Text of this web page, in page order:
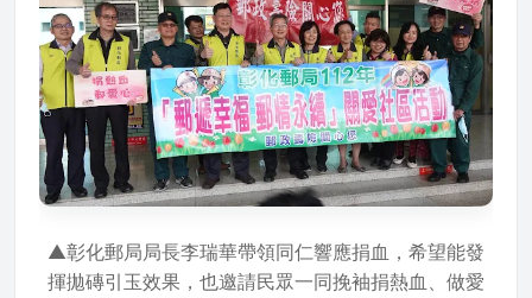
▲彰化郵局局長李瑞華帶領同仁響應捐血，希望能發
揮拋磚引玉效果，也邀請民眾一同挽袖捐熱血、做愛